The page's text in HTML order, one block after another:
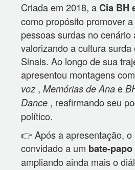
Criada em 2018, aCia BH
como propósito promover
pessoas surdas no
valorizando a cultura
Sinais. Ao longo de sua
apresentou montagens
voz ,Memórias de Ana e
Dance , reafirmando seu
político.
👉 Após a apresentação, o
convidado a um bate-
ampliando ainda mais o